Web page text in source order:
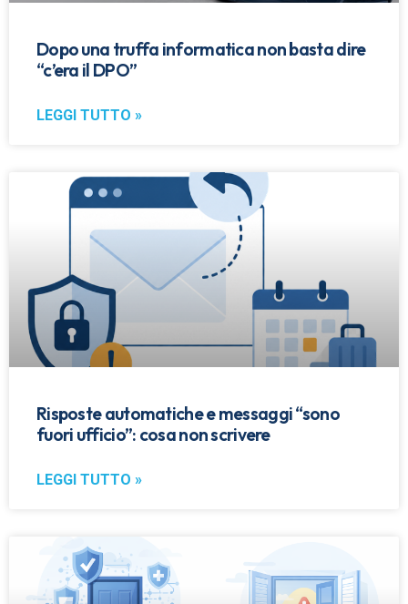
Dopo una truffa informatica non basta dire
“c’era il DPO”
LEGGI TUTTO »
Risposte automatiche e messaggi “sono
fuori ufficio”: cosa non scrivere
LEGGI TUTTO »